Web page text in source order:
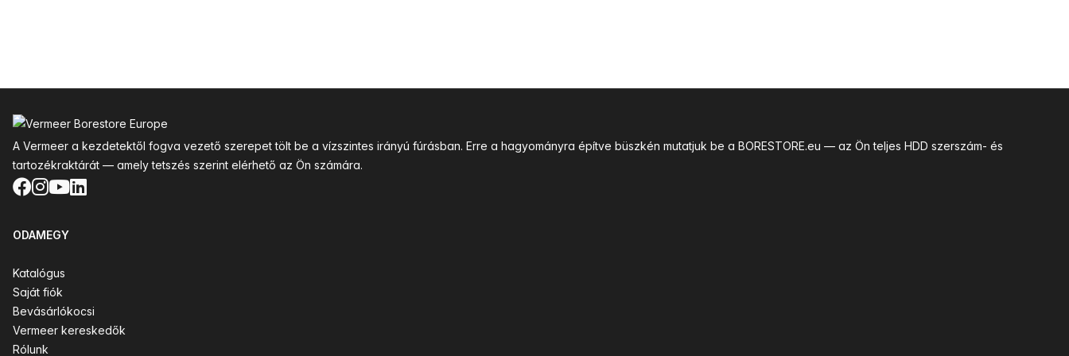
A Vermeer a kezdetektől fogva vezető szerepet tölt be a vízszintes irányú fúrásban. Erre a hagyományra építve büszkén mutatjuk be a BORESTORE.eu — az Ön teljes HDD szerszám- és
tartozékraktárát — amely tetszés szerint elérhető az Ön számára.
Facebook
Instagram
YouTube
LinkedIn
ODAMEGY
Katalógus
Saját fiók
Bevásárlókocsi
Vermeer kereskedők
Rólunk